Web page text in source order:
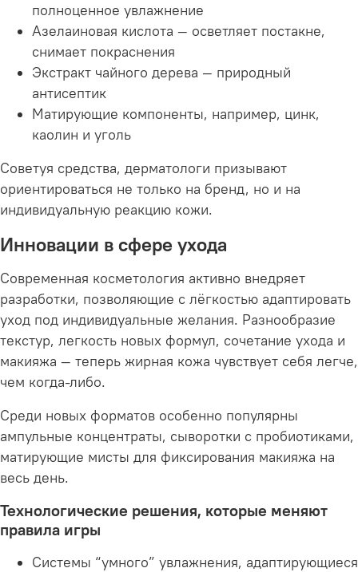
полноценное увлажнение
Азелаиновая кислота — осветляет постакне,
снимает покраснения
Экстракт чайного дерева — природный
антисептик
Матирующие компоненты, например, цинк,
каолин и уголь
Советуя средства, дерматологи призывают
ориентироваться не только на бренд, но и на
индивидуальную реакцию кожи.
Инновации в сфере ухода
Современная косметология активно внедряет
разработки, позволяющие с лёгкостью адаптировать
уход под индивидуальные желания. Разнообразие
текстур, легкость новых формул, сочетание ухода и
макияжа — теперь жирная кожа чувствует себя легче,
чем когда-либо.
Среди новых форматов особенно популярны
ампульные концентраты, сыворотки с пробиотиками,
матирующие мисты для фиксирования макияжа на
весь день.
Технологические решения, которые меняют
правила игры
Системы “умного” увлажнения, адаптирующиеся